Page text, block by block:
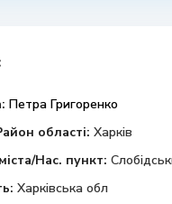
Петра Григоренко
області: Харків
Нас. пункт:
Харківська обл